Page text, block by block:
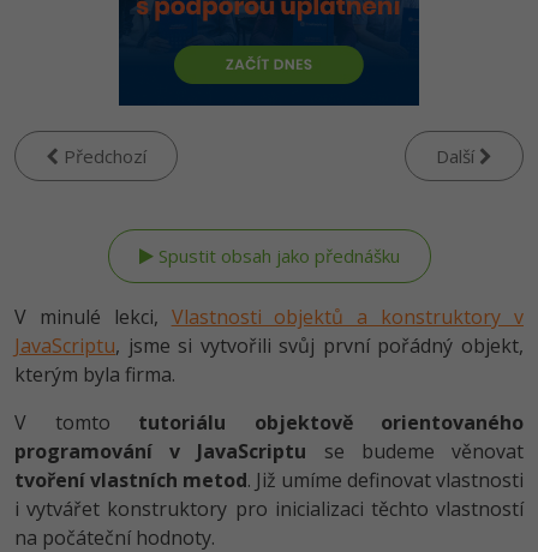
HTML5, CSS3, Bootstrap, SEO
SQL a databáze
Testování a verzování
React
Spring
ASP.NET MVC
Django
Best practices
JavaScript
Python
UML a návrhové vzory
MySQL/MariaDB
MS-SQL
SQLite
Vývojář mobilních aplikací
Specialista na AI a bigdata
C# Game developer
Webdesigner
Tester
Grafik / UX/UI návrhář
3D grafik
Projektový manažer
Databázový analytik
Python -80%
JavaScript -80%
PHP
-80%
Swift -80%
C -80%
VB.NET
SQL
Návrh SW -80%
Předchozí Další
V minulé lekci, Vlastnosti objektů a konstruktory v
JavaScriptu, jsme si vytvořili svůj první pořádný objekt,
kterým byla firma.
V tomto tutoriálu objektově orientovaného
programování v JavaScriptu se budeme věnovat
tvoření vlastních metod. Již umíme definovat vlastnosti
i vytvářet konstruktory pro inicializaci těchto vlastností
na počáteční hodnoty.